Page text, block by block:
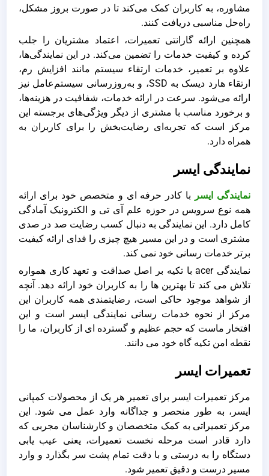
مشاوره، به کاربران کمک می‌کند تا در صورت بروز مشکل،
راه‌حل مناسبی دریافت کنند.
همچنین ارائه گارانتی تعمیرات، اعتماد مشتریان را جلب
کرده و کیفیت خدمات را تضمین می‌کند. در این نمایندگی‌ها،
علاوه بر تعمیر، خدمات ارتقاء سیستم مانند افزایش رم،
ارتقاء هارد دیسک به SSD، و به‌روزرسانی سیستم‌عامل نیز
ارائه می‌شود. سرعت در ارائه خدمات، شفافیت در هزینه‌ها،
و برخورد مناسب با مشتری از دیگر ویژگی‌های برجسته این
مرکز است که تجربه‌ای رضایت‌بخش را برای کاربران به
همراه دارد.
نمایندگی ایسر
نمایندگی ایسر با کادر حرفه ای و متخصص خود برای ارائه
همه نوع سرویس در حوزه علم آی تی و الکترونیک آمادگی
کامل دارد. این نمایندگی به دنبال کسب رضایت صد در صدی
مشتری است و در این مسیر هیچ چیزی را فدای ارائه کیفیت
برتر خدمات رسانی خود نمی کند.
نمایندگی acer با تکیه بر اصل صداقت و تعهد کاری همواره
تلاش می کند تا بهترین ها را به کاربران خود ارائه دهد. آنچه
از شواهد موجود حاکی است، رضایتمندی همه کاربران این
مرکز از نحوه خدمات رسانی نمایندگی ایسر است و این
افتخار ماست که حجم عظیم و گسترده ای از کاربران، ما را
نقطه امن تکیه گاه خود می دانند.
تعمیرات ایسر
مرکز تعمیرات ایسر برای تعمیر هر یک از محصولات کمپانی
ایسر، به طور منحصر و جداگانه وارد عمل می شود. این
مرکز تعمیراتی به کمک متخصصان و کارشناسان مجربی که
دارد قادر است مرحله نخست تعمیرات، یعنی عیب یابی
دستگاه را به درستی و با دقت تمام پشت سر بگذارد و وارد
مسیر درست و دقیق تعمیر شود.